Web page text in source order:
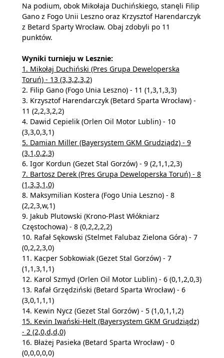
Na podium, obok Mikołaja Duchińskiego, stanęli Filip
Gano z Fogo Unii Leszno oraz Krzysztof Harendarczyk
z Betard Sparty Wrocław. Obaj zdobyli po 11
punktów.
Wyniki turnieju w Lesznie:
1. Mikołaj Duchiński (Pres Grupa Deweloperska
Toruń) - 13 (3,3,2,3,2)
2. Filip Gano (Fogo Unia Leszno) - 11 (1,3,1,3,3)
3. Krzysztof Harendarczyk (Betard Sparta Wrocław) -
11 (2,2,3,2,2)
4. Dawid Cepielik (Orlen Oil Motor Lublin) - 10
(3,3,0,3,1)
5. Damian Miller (Bayersystem GKM Grudziądz) - 9
(3,1,0,2,3)
6. Igor Kordun (Gezet Stal Gorzów) - 9 (2,1,1,2,3)
7. Bartosz Derek (Pres Grupa Deweloperska Toruń) - 8
(1,3,3,1,0)
8. Maksymilian Kostera (Fogo Unia Leszno) - 8
(2,2,3,w,1)
9. Jakub Plutowski (Krono-Plast Włókniarz
Częstochowa) - 8 (0,2,2,2,2)
10. Rafał Sękowski (Stelmet Falubaz Zielona Góra) - 7
(0,2,2,3,0)
11. Kacper Sobkowiak (Gezet Stal Gorzów) - 7
(1,1,3,1,1)
12. Karol Szmyd (Orlen Oil Motor Lublin) - 6 (0,1,2,0,3)
13. Rafał Grzędziński (Betard Sparta Wrocław) - 6
(3,0,1,1,1)
14. Kewin Nycz (Gezet Stal Gorzów) - 5 (1,0,1,1,2)
15. Kevin Iwański-Helt (Bayersystem GKM Grudziądz)
- 2 (2,0,d,d,0)
16. Błażej Pasieka (Betard Sparta Wrocław) - 0
(0,0,0,0,0)